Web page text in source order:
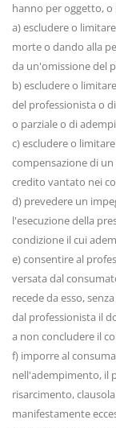
hanno per oggetto,
a) escludere o
morte o dando alla
da un'omissione del
b) escludere o
del professionista o
o parziale o di
c) escludere o
compensazione di
credito vantato nei
d) prevedere un
l'esecuzione della
condizione il cui
e) consentire al
versata dal
recede da esso,
dal professionista il
a non concludere il
f) imporre al
nell'adempimento, il
risarcimento,
manifestamente